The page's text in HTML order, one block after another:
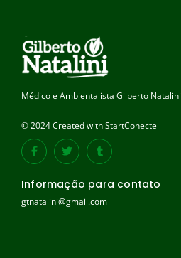
Médico e Ambientalista Gilberto Natalini
© 2024 Created with StartConecte
Informação para contato
gtnatalini@gmail.com